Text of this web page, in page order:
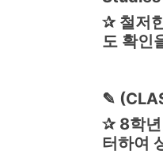
✰ 철저
도 확인
✎
✰ 8학
터하여